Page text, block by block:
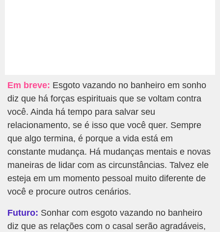
Em breve: Esgoto vazando no banheiro em sonho
diz que há forças espirituais que se voltam contra
você. Ainda há tempo para salvar seu
relacionamento, se é isso que você quer. Sempre
que algo termina, é porque a vida está em
constante mudança. Há mudanças mentais e novas
maneiras de lidar com as circunstâncias. Talvez ele
esteja em um momento pessoal muito diferente de
você e procure outros cenários.
Futuro: Sonhar com esgoto vazando no banheiro
diz que as relações com o casal serão agradáveis,